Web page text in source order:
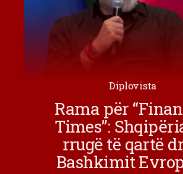
Diplovista
Rama për
Times”:
rrugë të qartë
Bashkimit